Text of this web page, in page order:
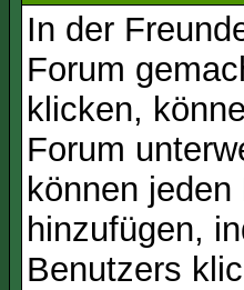
In der
Forum
klicken,
Forum
können
hinzufügen,
Benutzers